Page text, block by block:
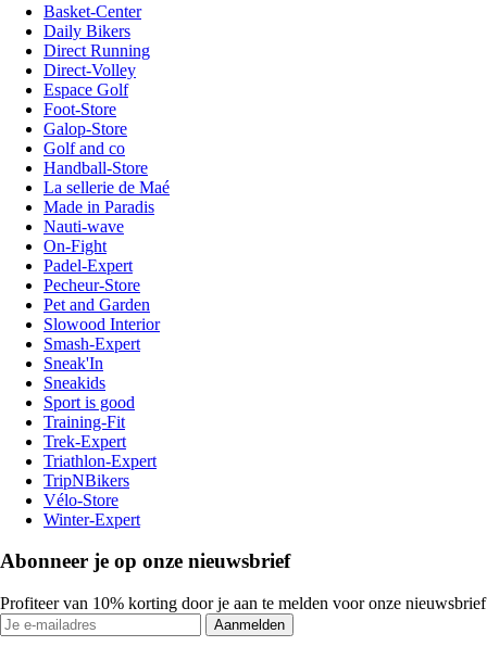
Basket-Center
Daily Bikers
Direct Running
Direct-Volley
Espace Golf
Foot-Store
Galop-Store
Golf and co
Handball-Store
La sellerie de Maé
Made in Paradis
Nauti-wave
On-Fight
Padel-Expert
Pecheur-Store
Pet and Garden
Slowood Interior
Smash-Expert
Sneak'In
Sneakids
Sport is good
Training-Fit
Trek-Expert
Triathlon-Expert
TripNBikers
Vélo-Store
Winter-Expert
Abonneer je op onze nieuwsbrief
Profiteer van 10% korting door je aan te melden voor onze nieuwsbrief
Aanmelden